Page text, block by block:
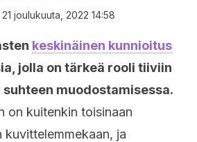
21 joulukuuta, 2022 14:58
keskinäinen kunnioitus
jolla on tärkeä rooli tiiviin
muodostamisessa.
on kuitenkin toisinaan
ja